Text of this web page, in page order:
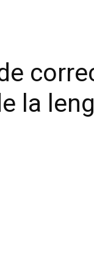
la